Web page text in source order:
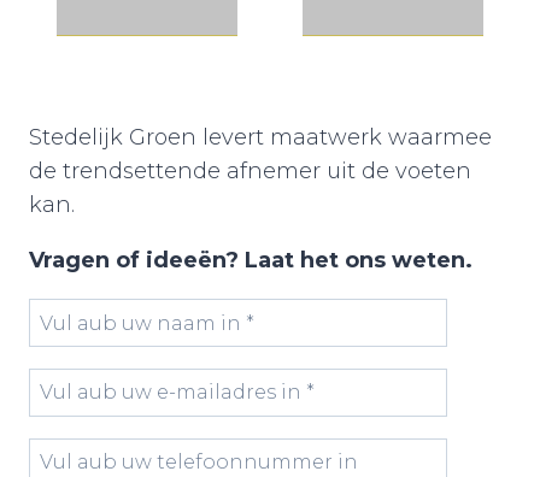
Stedelijk Groen levert maatwerk waarmee
de trendsettende afnemer uit de voeten
kan.
Vragen of ideeën? Laat het ons weten.